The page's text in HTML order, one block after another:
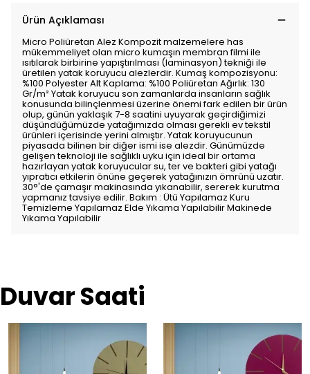
Ürün Açıklaması
Micro Poliüretan Alez Kompozit malzemelere has
mükemmeliyet olan micro kumaşın membran filmi ile
ısıtılarak birbirine yapıştırılması (laminasyon) tekniği ile
üretilen yatak koruyucu alezlerdir. Kumaş kompozisyonu:
%100 Polyester Alt Kaplama: %100 Poliüretan Ağırlık: 130
Gr/m² Yatak koruyucu son zamanlarda insanların sağlık
konusunda bilinçlenmesi üzerine önemi fark edilen bir ürün
olup, günün yaklaşık 7-8 saatini uyuyarak geçirdiğimizi
düşündüğümüzde yatağımızda olması gerekli ev tekstil
ürünleri içerisinde yerini almıştır. Yatak koruyucunun
piyasada bilinen bir diğer ismi ise alezdir. Günümüzde
gelişen teknoloji ile sağlıklı uyku için ideal bir ortama
hazırlayan yatak koruyucular su, ter ve bakteri gibi yatağı
yıpratıcı etkilerin önüne geçerek yatağınızın ömrünü uzatır.
30°'de çamaşır makinasında yıkanabilir, sererek kurutma
yapmanız tavsiye edilir. Bakım : Ütü Yapılamaz Kuru
Temizleme Yapılamaz Elde Yıkama Yapılabilir Makinede
Yıkama Yapılabilir
Duvar Saati